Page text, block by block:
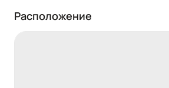
Расположение